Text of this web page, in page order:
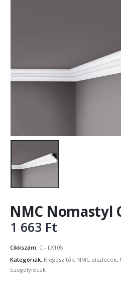
NMC Nomastyl
1 663 Ft
Cikkszám: C - LX105
Kategóriák: Kiegészítők, NMC díszlécek,
Szegélylécek